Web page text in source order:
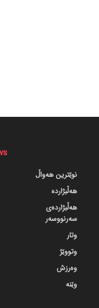
نوێترین هەواڵ
هەڵبژاردە
هەڵبژاردەی
سەرنووسەر
وتار
وتووێژ
وەرزش
وێنە